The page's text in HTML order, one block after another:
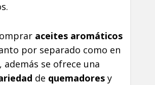
aceites aromáticos
por separado como en
además se ofrece una
de quemadores y